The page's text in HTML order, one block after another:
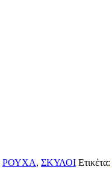
ΡΟΥΧΑ, ΣΚΥΛΟΙ Ετικέτα: